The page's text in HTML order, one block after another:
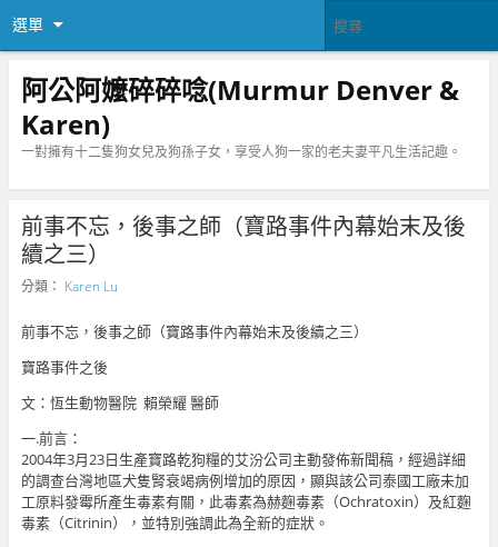
選單
阿公阿嬤碎碎唸(Murmur Denver &
Karen)
一對擁有十二隻狗女兒及狗孫子女，享受人狗一家的老夫妻平凡生活記趣。
前事不忘，後事之師（寶路事件內幕始末及後
續之三）
分類： Karen Lu
前事不忘，後事之師（寶路事件內幕始末及後續之三）
寶路事件之後
文：恆生動物醫院 賴榮耀 醫師
一.前言：
2004年3月23日生產寶路乾狗糧的艾汾公司主動發佈新聞稿，經過詳細
的調查台灣地區犬隻腎衰竭病例增加的原因，顯與該公司泰國工廠未加
工原料發霉所產生毒素有關，此毒素為赫麴毒素（Ochratoxin）及紅麴
毒素（Citrinin），並特別強調此為全新的症狀。